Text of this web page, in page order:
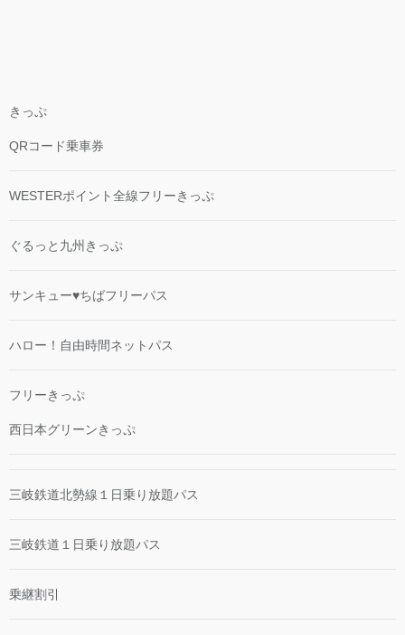
きっぷ
QRコード乗車券
WESTERポイント全線フリーきっぷ
ぐるっと九州きっぷ
サンキュー♥ちばフリーパス
ハロー！自由時間ネットパス
フリーきっぷ
西日本グリーンきっぷ
三岐鉄道北勢線１日乗り放題パス
三岐鉄道１日乗り放題パス
乗継割引